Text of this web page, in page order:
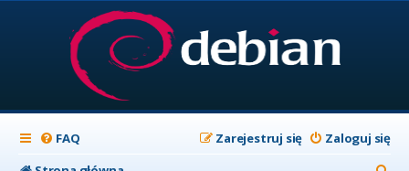
FAQ Zaloguj się
Zarejestruj się